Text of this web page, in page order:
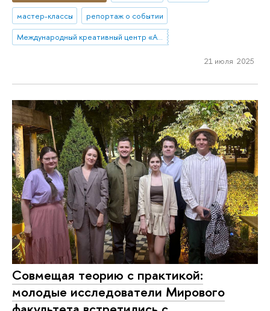
мастер-классы
репортаж о событии
Международный креативный центр «Абитуриент. Студент. Выпускник»
21 июля 2025
Совмещая теорию с практикой:
молодые исследователи Мирового